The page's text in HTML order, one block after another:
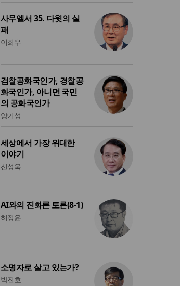
사무엘서 35. 다윗의 실
패
이희우
검찰공화국인가, 경찰공
화국인가, 아니면 국민
의 공화국인가
양기성
세상에서 가장 위대한
이야기
신성욱
AI와의 진화론 토론(8-1)
허정윤
소명자로 살고 있는가?
박진호